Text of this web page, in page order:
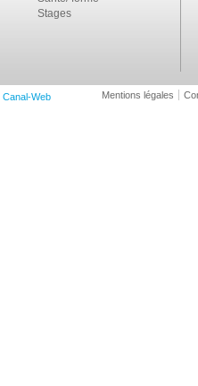
Stages
Canal-Web Mentions légales